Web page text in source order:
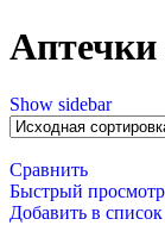
Show sidebar
Сравнить
Быстрый просмотр
Добавить в